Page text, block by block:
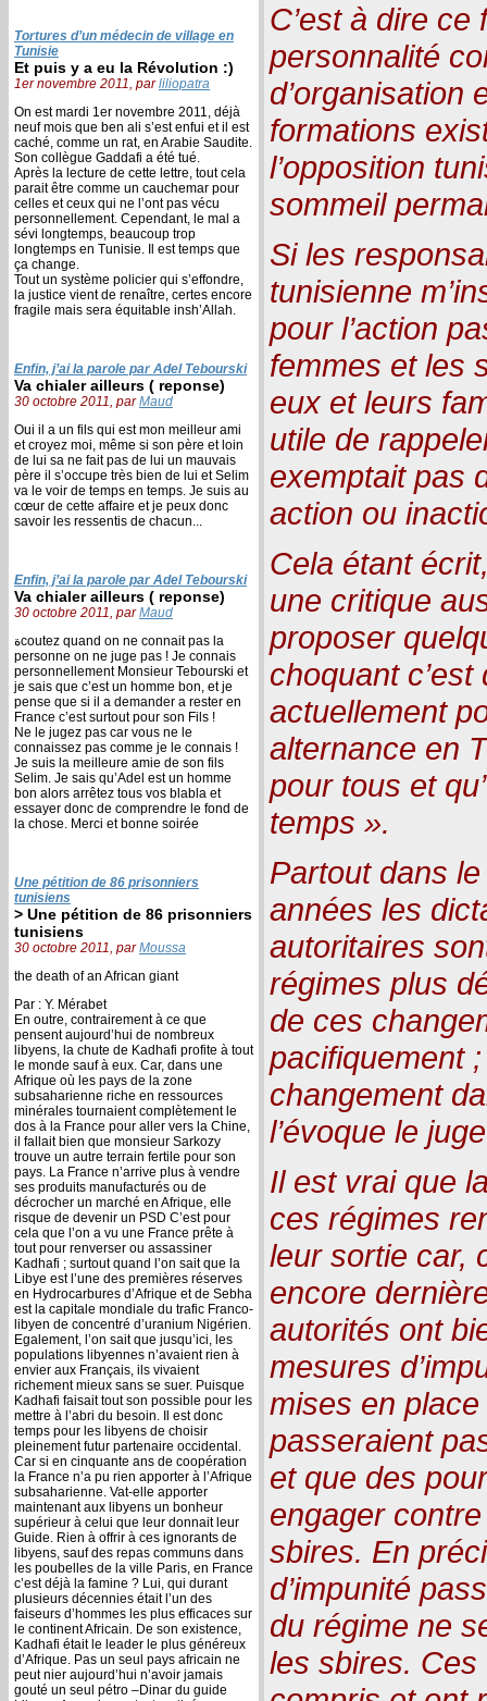
Tortures d’un médecin de village en
Tunisie
Et puis y a eu la Révolution :)
1er novembre 2011, parliliopatra
On est mardi 1er novembre 2011, déjà
neuf mois que ben ali s’est enfui et il est
caché, comme un rat, en Arabie Saudite.
Son collègue Gaddafi a été tué.
Après la lecture de cette lettre, tout cela
parait être comme un cauchemar pour
celles et ceux qui ne l’ont pas vécu
personnellement. Cependant, le mal a
sévi longtemps, beaucoup trop
longtemps en Tunisie. Il est temps que
ça change.
Tout un système policier qui s’effondre,
la justice vient de renaître, certes encore
fragile mais sera équitable insh’Allah.
Enfin, j’ai la parole par Adel Tebourski
Va chialer ailleurs ( reponse)
30 octobre 2011, parMaud
Oui il a un fils qui est mon meilleur ami
et croyez moi, même si son père et loin
de lui sa ne fait pas de lui un mauvais
père il s’occupe très bien de lui et Selim
va le voir de temps en temps. Je suis au
cœur de cette affaire et je peux donc
savoir les ressentis de chacun...
Enfin, j’ai la parole par Adel Tebourski
Va chialer ailleurs ( reponse)
30 octobre 2011, parMaud
ةcoutez quand on ne connait pas la
personne on ne juge pas ! Je connais
personnellement Monsieur Tebourski et
je sais que c’est un homme bon, et je
pense que si il a demander a rester en
France c’est surtout pour son Fils !
Ne le jugez pas car vous ne le
connaissez pas comme je le connais !
Je suis la meilleure amie de son fils
Selim. Je sais qu’Adel est un homme
bon alors arrêtez tous vos blabla et
essayer donc de comprendre le fond de
la chose. Merci et bonne soirée
Une pétition de 86 prisonniers
tunisiens
> Une pétition de 86 prisonniers
tunisiens
30 octobre 2011, parMoussa
the death of an African giant
Par : Y. Mérabet
En outre, contrairement à ce que
pensent aujourd’hui de nombreux
libyens, la chute de Kadhafi profite à tout
le monde sauf à eux. Car, dans une
Afrique où les pays de la zone
subsaharienne riche en ressources
minérales tournaient complètement le
dos à la France pour aller vers la Chine,
il fallait bien que monsieur Sarkozy
trouve un autre terrain fertile pour son
pays. La France n’arrive plus à vendre
ses produits manufacturés ou de
décrocher un marché en Afrique, elle
risque de devenir un PSD C’est pour
cela que l’on a vu une France prête à
tout pour renverser ou assassiner
Kadhafi ; surtout quand l’on sait que la
Libye est l’une des premières réserves
en Hydrocarbures d’Afrique et de Sebha
est la capitale mondiale du trafic Franco-
libyen de concentré d’uranium Nigérien.
Egalement, l’on sait que jusqu’ici, les
populations libyennes n’avaient rien à
envier aux Français, ils vivaient
richement mieux sans se suer. Puisque
Kadhafi faisait tout son possible pour les
mettre à l’abri du besoin. Il est donc
temps pour les libyens de choisir
pleinement futur partenaire occidental.
Car si en cinquante ans de coopération
la France n’a pu rien apporter à l’Afrique
subsaharienne. Vat-elle apporter
maintenant aux libyens un bonheur
supérieur à celui que leur donnait leur
Guide. Rien à offrir à ces ignorants de
libyens, sauf des repas communs dans
les poubelles de la ville Paris, en France
c’est déjà la famine ? Lui, qui durant
plusieurs décennies était l’un des
faiseurs d’hommes les plus efficaces sur
le continent Africain. De son existence,
Kadhafi était le leader le plus généreux
d’Afrique. Pas un seul pays africain ne
peut nier aujourd’hui n’avoir jamais
gouté un seul pétro –Dinar du guide
C’est à dire
personnalité
d’organisation
formations
l’opposition
sommeil
Si les
tunisienne
pour l’action
femmes et les
eux et leurs
utile de
exemptait pas
action ou
Cela étant
une critique
proposer
choquant
actuellement
alternance en
pour tous et
temps ».
Partout dans
années les
autoritaires
régimes plus
de ces
pacifiquement
changement
l’évoque le
Il est vrai que
ces régimes
leur sortie car,
encore
autorités ont
mesures
mises en
passeraient
et que des
engager
sbires. En
d’impunité
du régime ne
les sbires. Ces